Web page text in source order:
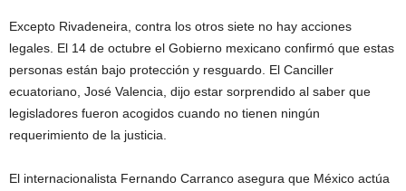
Excepto Rivadeneira, contra los otros siete no hay acciones
legales. El 14 de octubre el Gobierno mexicano confirmó que estas
personas están bajo protección y resguardo. El Canciller
ecuatoriano, José Valencia, dijo estar sorprendido al saber que
legisladores fueron acogidos cuando no tienen ningún
requerimiento de la justicia.
El internacionalista Fernando Carranco asegura que México actúa